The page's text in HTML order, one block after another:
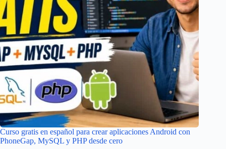
Curso gratis en español para crear aplicaciones Android con
PhoneGap, MySQL y PHP desde cero